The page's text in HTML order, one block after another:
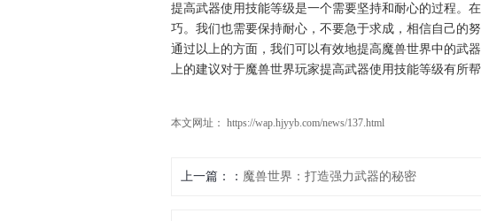
提高武器使用技能等级是一个需要坚持和耐心的过程。
巧。我们也需要保持耐心，不要急于求成，相信自己的
通过以上的方面，我们可以有效地提高魔兽世界中的武
上的建议对于魔兽世界玩家提高武器使用技能等级有所帮
本文网址： https://wap.hjyyb.com/news/137.html
上一篇： 魔兽世界：打造强力武器的秘密